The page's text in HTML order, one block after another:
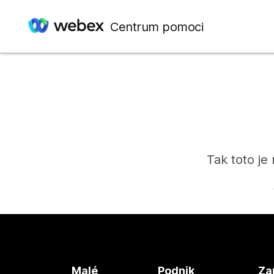
Centrum pomoci
Tak toto je
Malé Podnik